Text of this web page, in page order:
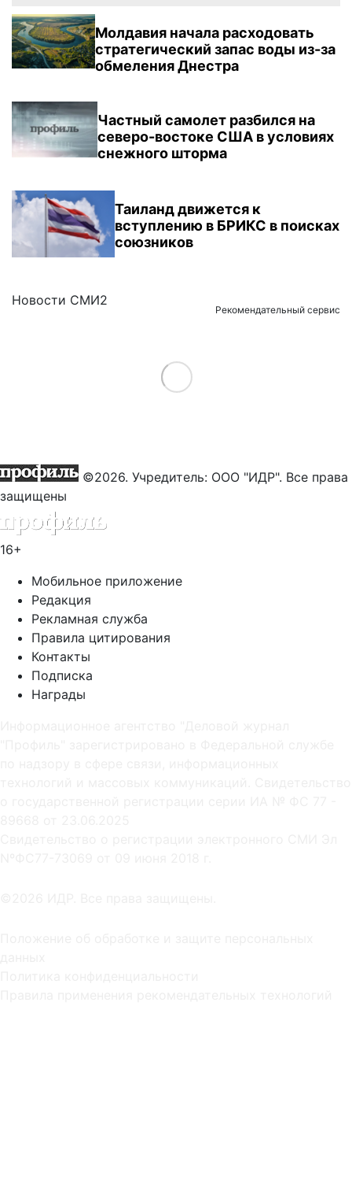
Молдавия начала расходовать
стратегический запас воды из-за
обмеления Днестра
Частный самолет разбился на
северо-востоке США в условиях
снежного шторма
Таиланд движется к
вступлению в БРИКС в поисках
союзников
Новости СМИ2
Рекомендательный сервис
Load More
©2026. Учредитель: ООО "ИДР". Все права
защищены
16+
Мобильное приложение
Редакция
Рекламная служба
Правила цитирования
Контакты
Подписка
Награды